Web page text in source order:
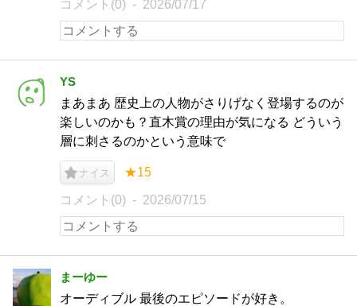
コメント(0) 2026/07/17
YS
まあまあ 歴史上の人物がさりげなく登場するのが
楽しいのかも？直木賞の理由が気になる どういう
層に刺さるのかという意味で
ナイス ★15
コメント(0) 2026/07/15
まーゆー
オーディブル 最後のエピソードが好き。